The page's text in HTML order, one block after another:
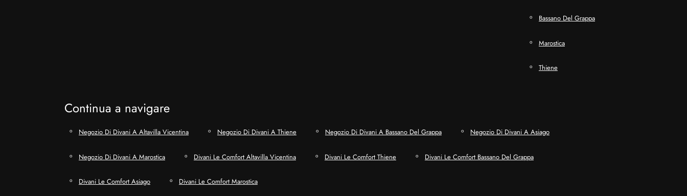
Bassano Del Grappa
Marostica
Thiene
Continua a navigare
Negozio Di Divani A Altavilla Vicentina Negozio Di Divani A Thiene Negozio Di Divani A Bassano Del Grappa Negozio Di Divani A Asiago
Negozio Di Divani A Marostica Divani Le Comfort Altavilla Vicentina Divani Le Comfort Thiene Divani Le Comfort Bassano Del Grappa
Divani Le Comfort Asiago Divani Le Comfort Marostica